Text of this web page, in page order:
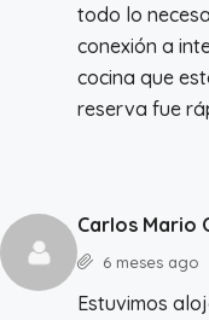
todo lo
conexión a
cocina que
reserva fue
Carlos Mario
6 meses ago
Estuvimos